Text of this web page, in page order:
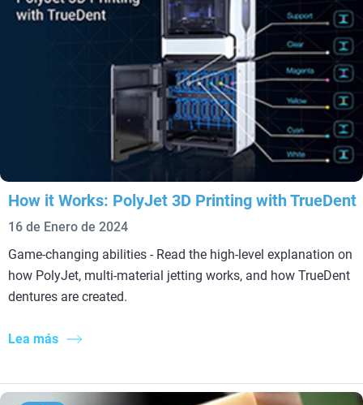
How it Works: PolyJet 3D Printing with TrueDent
16 de Enero de 2024
Game-changing abilities - Read the high-level explanation on
how PolyJet, multi-material jetting works, and how TrueDent
dentures are created.
Lea más